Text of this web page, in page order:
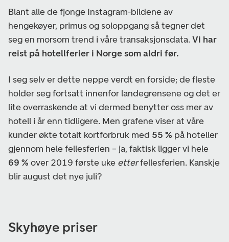
Blant alle de fjonge Instagram-bildene av
hengekøyer, primus og soloppgang så tegner det
seg en morsom trend i våre transaksjonsdata. Vi har
reist på hotellferier i Norge som aldri før.
I seg selv er dette neppe verdt en forside; de fleste
holder seg fortsatt innenfor landegrensene og det er
lite overraskende at vi dermed benytter oss mer av
hotell i år enn tidligere. Men grafene viser at våre
kunder økte totalt kortforbruk med 55 % på hoteller
gjennom hele fellesferien – ja, faktisk ligger vi hele
69 % over 2019 første uke etterfellesferien. Kanskje
blir august det nye juli?
Skyhøye priser